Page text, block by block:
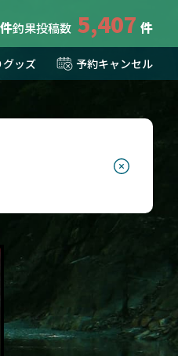
釣果投稿数 5,407
グッズ 予約キャンセル